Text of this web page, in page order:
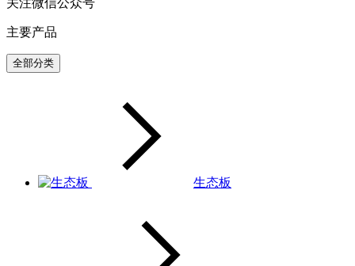
主要产品
全部分类
生态板